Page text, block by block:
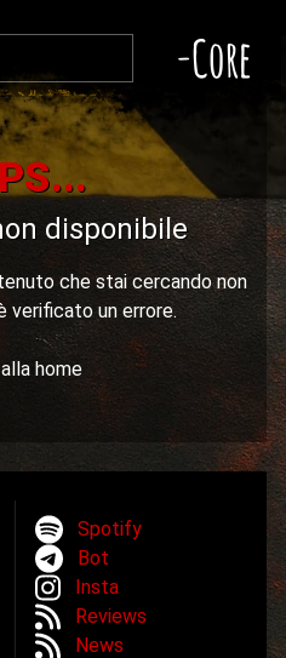
-Core
disponibile
che stai cercando non
verificato un errore.
home
Spotify
Bot
Insta
Reviews
News